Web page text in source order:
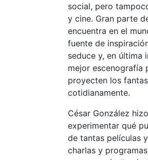
social, pero
y cine. Gran parte
encuentra en el
fuente de
seduce y, en última
mejor escenografía
proyecten los
cotidianamente.
César González
experimentar qué
de tantas películas
charlas y